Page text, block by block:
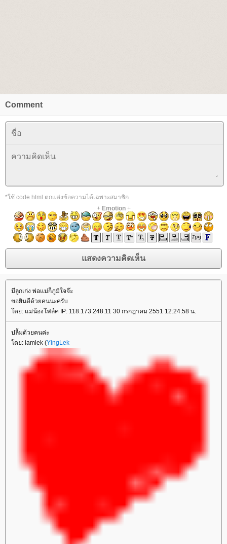
Comment
*ใช้ code html ตกแต่งข้อความได้เฉพาะสมาชิก
+ Emotion+
มีลูกเก่ง พ่อแม่ก็ภูมิใจจ๊ะ
ขอยินดีด้วยคนนะครับ
ดย: แม่น้องโฟล์ค IP: 118.173.248.11 30 กรกฎาคม 2551 12:24:58 น.
ปลื้มด้วยคนค่ะ
ดย: iamlek (YingLek